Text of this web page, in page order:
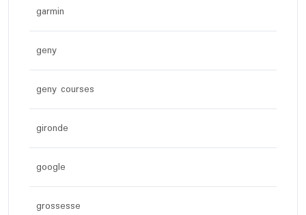
garmin
geny
geny courses
gironde
google
grossesse